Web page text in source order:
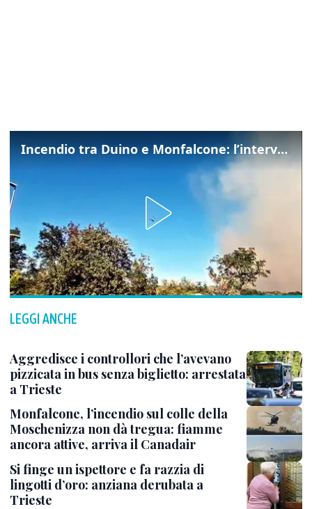
Incendio tra Duino e Monfalcone: l’intervento dei vigili del fuoco
LEGGI ANCHE
Aggredisce i controllori che l’avevano
pizzicata in bus senza biglietto: arrestata
a Trieste
Monfalcone, l’incendio sul colle della
Moschenizza non dà tregua: fiamme
ancora attive, arriva il Canadair
Si finge un ispettore e fa razzia di
lingotti d’oro: anziana derubata a
Trieste